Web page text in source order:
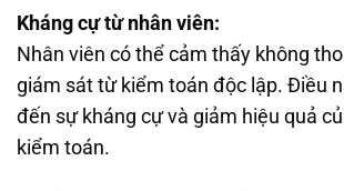
Kháng cự từ nhân viên:
Nhân viên có thể cảm thấy không
giám sát từ kiểm toán độc lập. Điều
đến sự kháng cự và giảm hiệu quả
kiểm toán.